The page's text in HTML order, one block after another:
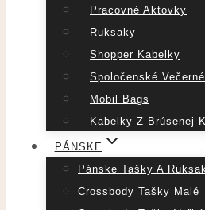
Pracovné Aktovky
Ruksaky
Shopper Kabelky
Spoločenské
Mobil Bags
Kabelky Z Brúsenej
PÁNSKE
Pánske Tašky A
Crossbody Tašky Malé